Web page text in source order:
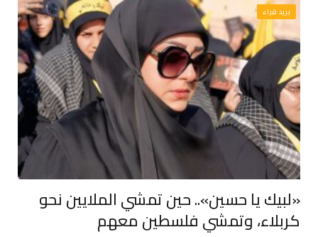
بريد قراء
«لبيك يا حسين».. حين تمشي الملايين نحو
كربلاء، وتمشي فلسطين معهم